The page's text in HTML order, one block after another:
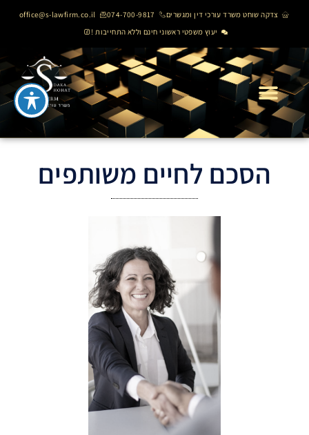
צדקה שוחט משרד עורכי דין ומגשרים 074-700-9817
office@s-lawfirm.co.il
יעוץ משפטי ראשוני חינם וללא התחייבות !
הסכם לחיים משותפים